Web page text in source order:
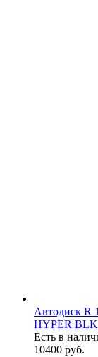
Автодиск R
HYPER
Есть в
10400 руб.